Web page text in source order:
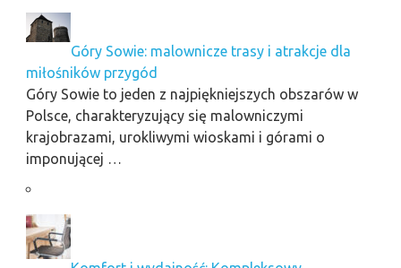
Góry Sowie: malownicze trasy i atrakcje dla
miłośników przygód
Góry Sowie to jeden z najpiękniejszych obszarów w
Polsce, charakteryzujący się malowniczymi
krajobrazami, urokliwymi wioskami i górami o
imponującej …